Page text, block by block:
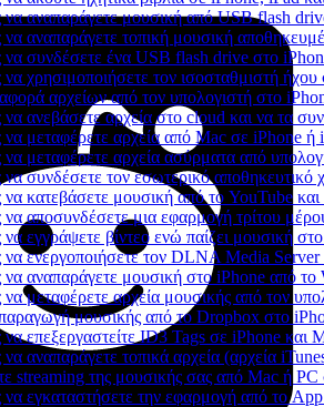
αναπαράγετε μουσική από USB flash
αναπαράγετε τοπική μουσική
συνδέσετε ένα USB flash drive στο iPhone
χρησιμοποιήσετε τον ισοσταθμιστή
αρχείων από τον υπολογιστή στο
ανεβάσετε αρχεία στο cloud και να τα
μεταφέρετε αρχεία από Mac σε iPhone ή
μεταφέρετε αρχεία ασύρματα από
συνδέσετε τον εσωτερικό
κατεβάσετε μουσική από το YouTube
αποσυνδέσετε μια εφαρμογή τρίτου
εγγράψετε βίντεο ενώ παίζει μουσική
ενεργοποιήσετε τον DLNA Media
αναπαράγετε μουσική στο iPhone από
μεταφέρετε αρχεία μουσικής από τον
μουσικής από το Dropbox στο
επεξεργαστείτε ID3 Tags σε iPhone και
αναπαράγετε τοπικά αρχεία (αρχεία
streaming της μουσικής σας από Mac ή
εγκαταστήσετε την εφαρμογή από το